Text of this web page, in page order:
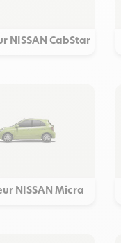
NISSAN CabStar
NISSAN Micra